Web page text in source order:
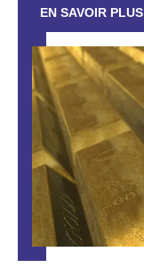
EN SAVOIR PLUS